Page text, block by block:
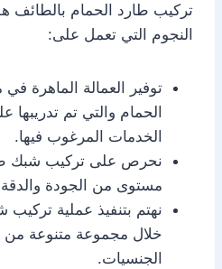
تركيب طارد الحمام
النجوم التي تعمل على:
توفير العمالة الماهرة
الحمام والتي تم تدريبها
الخدمات المرغوب فيها.
نحرص على تركيب شبك
مستوى من الجودة والدقة
نهتم بتنفيذ عملية
خلال مجموعة متنوعة من
الجنسيات.